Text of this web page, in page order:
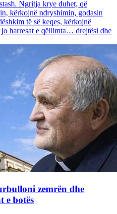
Ngritja krye duhet, që
kërkojnë ndryshimin, godasin
të së keqes, kërkojnë
harresat e qëllimta… drejtësi dhe
zemrën dhe
e botës